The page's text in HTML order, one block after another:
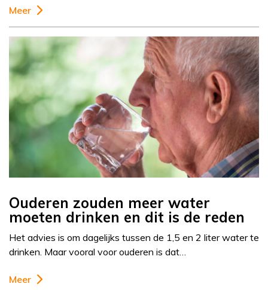
Meer
Ouderen zouden meer water
moeten drinken en dit is de reden
Het advies is om dagelijks tussen de 1,5 en 2 liter water te
drinken. Maar vooral voor ouderen is dat…
Meer